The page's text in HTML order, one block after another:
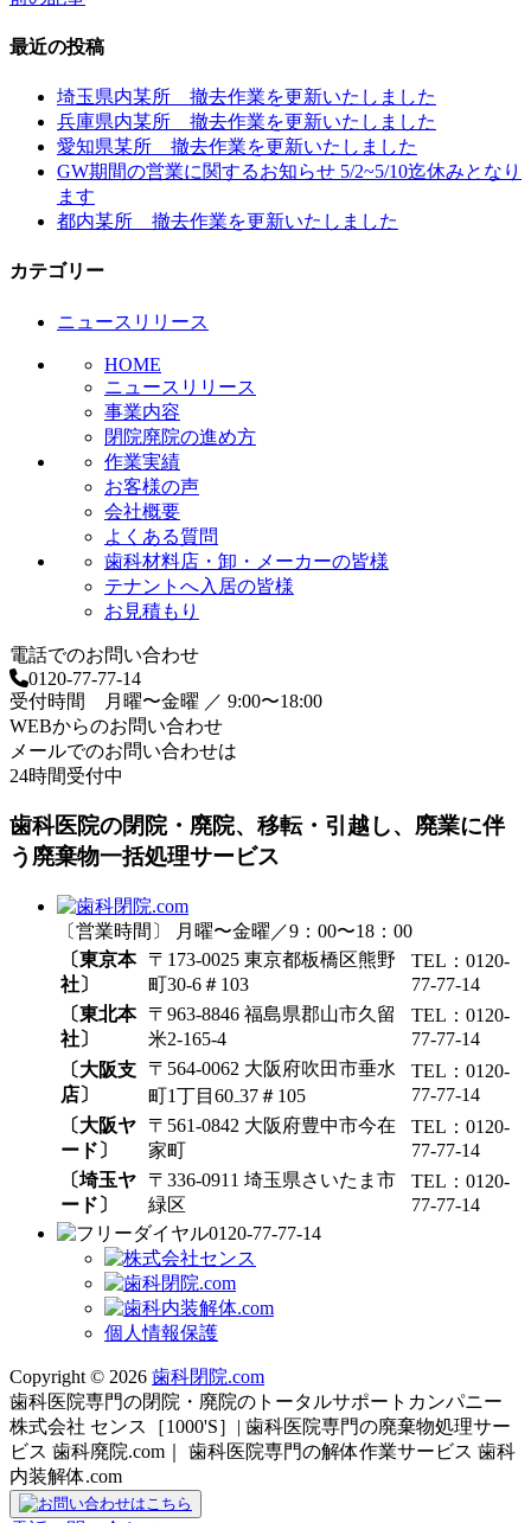
最近の投稿
埼玉県内某所 撤去作業を更新いたしました
兵庫県内某所 撤去作業を更新いたしました
愛知県某所 撤去作業を更新いたしました
GW期間の営業に関するお知らせ 5/2~5/10迄休みとなり
ます
都内某所 撤去作業を更新いたしました
カテゴリー
ニュースリリース
HOME
ニュースリリース
事業内容
閉院廃院の進め方
作業実績
お客様の声
会社概要
よくある質問
歯科材料店・卸・メーカーの皆様
テナントへ入居の皆様
お見積もり
電話でのお問い合わせ
0120-77-77-14
受付時間 月曜〜金曜 ／ 9:00〜18:00
WEBからのお問い合わせ
メールでのお問い合わせは
24時間受付中
歯科医院の閉院・廃院、移転・引越し、廃業に伴
う廃棄物一括処理サービス
〔営業時間〕 月曜〜金曜／9：00〜18：00
〔東京本
社〕
〒173-0025 東京都板橋区熊野
町30-6＃103
TEL：0120-
77-77-14
〔東北本
社〕
〒963-8846 福島県郡山市久留
米2-165-4
TEL：0120-
77-77-14
〔大阪支
店〕
〒564-0062 大阪府吹田市垂水
町1丁目60₋37＃105
TEL：0120-
77-77-14
〔大阪ヤ
ード〕
〒561-0842 大阪府豊中市今在
家町
TEL：0120-
77-77-14
〔埼玉ヤ
ード〕
〒336-0911 埼玉県さいたま市
緑区
TEL：0120-
77-77-14
0120-77-77-14
個人情報保護
Copyright © 2026 歯科閉院.com
歯科医院専門の閉院・廃院のトータルサポートカンパニー
株式会社 センス［1000'S］| 歯科医院専門の廃棄物処理サー
ビス 歯科廃院.com｜ 歯科医院専門の解体作業サービス 歯科
内装解体.com